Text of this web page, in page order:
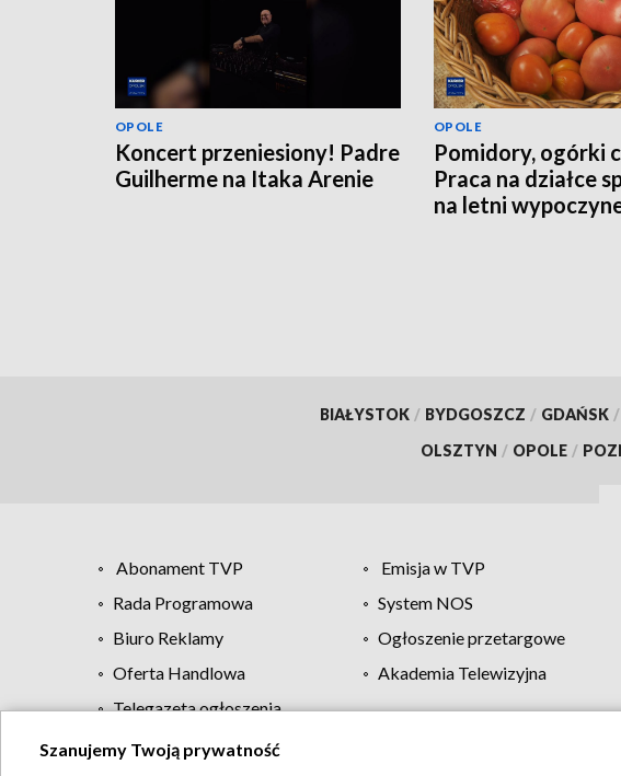
OPOLE
Koncert przeniesiony! Padre
Guilherme na Itaka Arenie
OPOLE
Pomidory, ogórki
Praca na działce
na letni
BIAŁYSTOK / BYDGOSZCZ / GDAŃSK /
OLSZTYN / OPOLE /
Abonament TVP Emisja w TVP
Rada Programowa
System NOS
Biuro Reklamy
Ogłoszenie przetargowe
Oferta Handlowa
Akademia Telewizyjna
Telegazeta ogłoszenia
Szanujemy Twoją prywatność